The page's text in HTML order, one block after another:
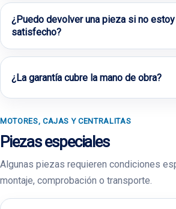
¿Puedo devolver una pieza si no estoy
satisfecho?
¿La garantía cubre la mano de obra?
MOTORES, CAJAS Y CENTRALITAS
Piezas especiales
Algunas piezas requieren condiciones
montaje, comprobación o transporte.